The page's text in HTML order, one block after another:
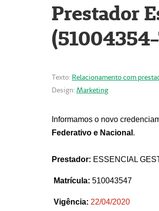
Prestador
Texto: Relacionamento com
Design: Marketing
Informamos o novo
Federativo e Nacional .
Prestador: ESSENCIAL
Matrícula: 510043547
Vigência: 22/04/2020